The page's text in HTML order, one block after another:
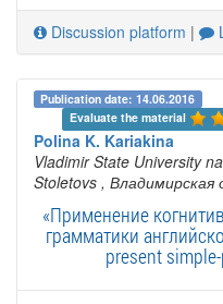
Discussion platform |
Publication date: 14.06.2016
Evaluate the material
Polina K. Kariakina
Vladimir State University
Stoletovs , Владимирская
«Применение
грамматики
present